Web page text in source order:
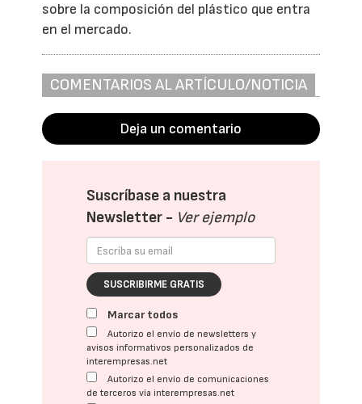
sobre la composición del plástico que entra
en el mercado.
COMENTARIOS AL ARTÍCULO/NOTICIA
Deja un comentario
Suscríbase a nuestra
Newsletter - Ver ejemplo
SUSCRIBIRME GRATIS
Marcar todos
Autorizo el envío de newsletters y
avisos informativos personalizados de
interempresas.net
Autorizo el envío de comunicaciones
de terceros vía interempresas.net